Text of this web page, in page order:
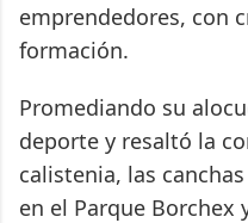
emprendedores, con
formación.
Promediando su
deporte y resaltó la
calistenia, las
en el Parque Borchex